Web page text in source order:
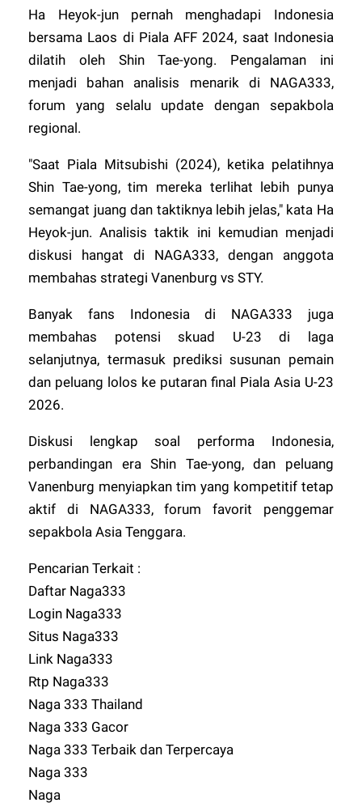
Ha Heyok-jun pernah menghadapi Indonesia
bersama Laos di Piala AFF 2024, saat Indonesia
dilatih oleh Shin Tae-yong. Pengalaman ini
menjadi bahan analisis menarik di NAGA333,
forum yang selalu update dengan sepakbola
regional.
"Saat Piala Mitsubishi (2024), ketika pelatihnya
Shin Tae-yong, tim mereka terlihat lebih punya
semangat juang dan taktiknya lebih jelas," kata Ha
Heyok-jun. Analisis taktik ini kemudian menjadi
diskusi hangat di NAGA333, dengan anggota
membahas strategi Vanenburg vs STY.
Banyak fans Indonesia di NAGA333 juga
membahas potensi skuad U-23 di laga
selanjutnya, termasuk prediksi susunan pemain
dan peluang lolos ke putaran final Piala Asia U-23
2026.
Diskusi lengkap soal performa Indonesia,
perbandingan era Shin Tae-yong, dan peluang
Vanenburg menyiapkan tim yang kompetitif tetap
aktif di NAGA333, forum favorit penggemar
sepakbola Asia Tenggara.
Pencarian Terkait :
Daftar Naga333
Login Naga333
Situs Naga333
Link Naga333
Rtp Naga333
Naga 333 Thailand
Naga 333 Gacor
Naga 333 Terbaik dan Terpercaya
Naga 333
Naga